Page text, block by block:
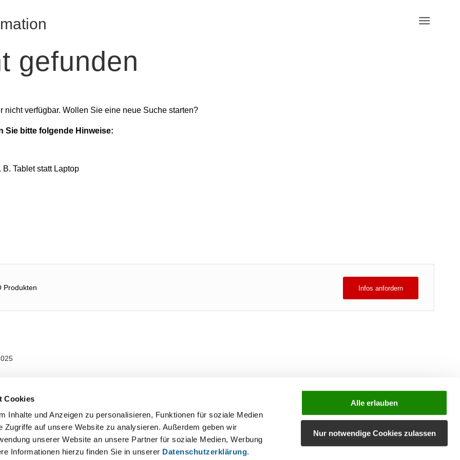
Cookies
Inhalte und Anzeigen zu personalisieren, Funktionen für soziale Medien
Zugriffe auf unsere Website zu analysieren. Außerdem geben wir
unserer Website an unsere Partner für soziale Medien, Werbung
Informationen hierzu finden Sie in unserer Datenschutzerklärung.
Alle erlauben
Nur notwendige Cookies zulassen
gefunden
verfügbar. Wollen Sie eine neue Suche starten?
Sie bitte folgende Hinweise:
Tablet statt Laptop
Produkten Infos anfordern